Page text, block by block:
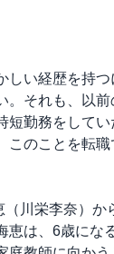
い経歴を持
それも、以
短勤務をして
のことを転
川栄李奈）か
恵は、6歳にな